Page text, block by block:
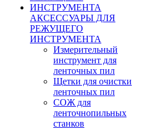
АКСЕССУАРЫ ДЛЯ
РЕЖУЩЕГО
ИНСТРУМЕНТА
Измерительный
инструмент для
ленточных пил
Щетки для очистки
ленточных пил
СОЖ для
ленточнопильных
станков